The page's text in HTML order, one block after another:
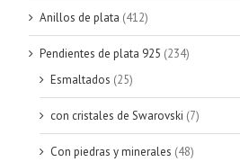
Anillos de plata (412)
Pendientes de plata 925 (234)
Esmaltados (25)
con cristales de Swarovski (7)
Con piedras y minerales (48)